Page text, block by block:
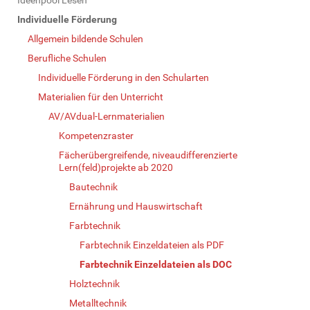
v
Individuelle Förderung
Allgemein bildende Schulen
Berufliche Schulen
Individuelle Förderung in den Schularten
Materialien für den Unterricht
AV/AVdual-Lernmaterialien
Kompetenzraster
Fächerübergreifende, niveaudifferenzierte
Lern(feld)projekte ab 2020
Bautechnik
Ernährung und Hauswirtschaft
Farbtechnik
Farbtechnik Einzeldateien als PDF
Farbtechnik Einzeldateien als DOC
Holztechnik
Metalltechnik